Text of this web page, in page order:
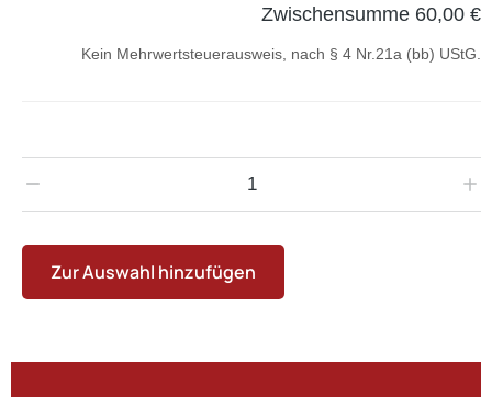
Zwischensumme 60,00 €
Kein Mehrwertsteuerausweis, nach § 4 Nr.21a (bb) UStG.
Zur Auswahl hinzufügen